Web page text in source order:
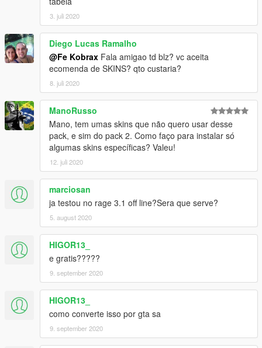
acessorios e reportar bug entra discord eu estarei ver a lista :)
3. juli 2020
Diego Lucas Ramalho
@Fe Kobrax Fala amigao td blz? vc aceita
ecomenda de SKINS? qto custaria?
8. juli 2020
ManoRusso
Mano, tem umas skins que não quero usar desse
pack, e sim do pack 2. Como faço para instalar só
algumas skins específicas? Valeu!
12. juli 2020
marciosan
ja testou no rage 3.1 off line?Sera que serve?
5. august 2020
HIGOR13_
e gratis?????
9. september 2020
HIGOR13_
como converte isso por gta sa
9. september 2020